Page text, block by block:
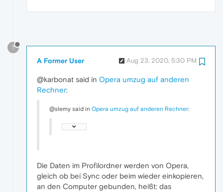
?
A Former User Aug 23, 2020, 5:30 PM
@karbonat said in Opera umzug auf anderen
Rechner:
@slemy said in Opera umzug auf anderen Rechner:
Die Daten im Profilordner werden von Opera,
gleich ob bei Sync oder beim wieder einkopieren,
an den Computer gebunden, heißt: das